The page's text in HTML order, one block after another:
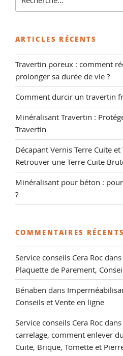
pour
ARTICLES RÉCENTS
Travertin poreux : comment
prolonger sa durée de vie ?
Comment durcir un travertin
Minéralisant Travertin :
Travertin
Décapant Vernis Terre Cuite
Retrouver une Terre Cuite
Minéralisant pour béton :
?
COMMENTAIRES RÉCENTS
Service conseils Cera Roc dans
Plaquette de Parement,
Bénaben dans
Conseils et Vente en ligne
Service conseils Cera Roc dans
carrelage, comment enlever
Cuite, Brique, Tomette et